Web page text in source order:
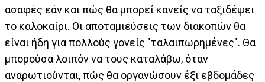
ασαφές εάν και πώς θα μπορεί κανείς να ταξιδέψει
το καλοκαίρι. Οι αποταμιεύσεις των διακοπών θα
είναι ήδη για πολλούς γονείς "ταλαιπωρημένες". Θα
μπορούσα λοιπόν να τους καταλάβω, όταν
αναρωτιούνται, πώς θα οργανώσουν έξι εβδομάδες